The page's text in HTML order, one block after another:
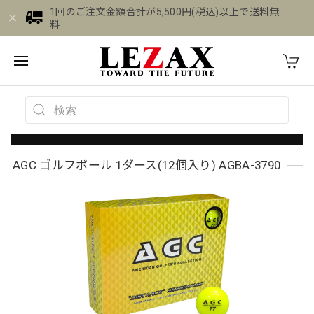
1回のご注文金額合計が5,500円(税込)以上で送料無
料
AGC ゴルフボール 1ダース(12個入り) AGBA-3790